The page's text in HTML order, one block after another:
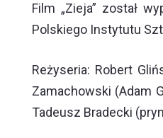
Film „Zieja” został
Polskiego Instytutu
Reżyseria: Robert
Zamachowski (Adam
Tadeusz Bradecki